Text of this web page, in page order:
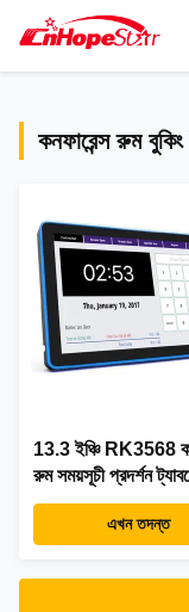
কনফারেন্স রুম বুকিং
13.3 ইঞ্চি RK3568
রুম সময়সূচী প্রদর্শন
5.0M / P ক্যামেরা এবং
LED আলো সঙ্গে
এখন তদন্ত